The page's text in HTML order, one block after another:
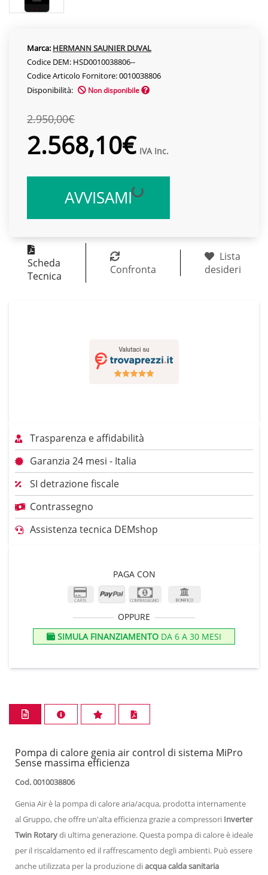
Marca: HERMANN SAUNIER DUVAL
Codice DEM: HSD0010038806--
Codice Articolo Fornitore: 0010038806
Disponibilità:
Non disponibile
2.950,00€
2.568,10€ IVA Inc.
AVVISAMI
Scheda
Tecnica
Confronta
Lista
desideri
Trasparenza e affidabilità
Garanzia 24 mesi - Italia
SI detrazione fiscale
Contrassegno
Assistenza tecnica DEMshop
PAGA CON
OPPURE
SIMULA FINANZIAMENTO DA 6 A 30 MESI
Pompa di calore genia air control di sistema MiPro
Sense massima efficienza
Cod. 0010038806
Genia Air è la pompa di calore aria/acqua, prodotta internamente
al Gruppo, che offre un'alta efficienza grazie a compressori Inverter
Twin Rotarydi ultima generazione. Questa pompa di calore è ideale
per il riscaldamento ed il raffrescamento degli ambienti. Può essere
anche utilizzata per la produzione diacqua calda sanitaria